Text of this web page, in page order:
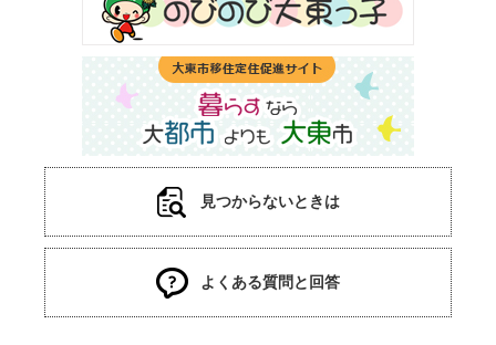
見つからないときは
よくある質問と回答